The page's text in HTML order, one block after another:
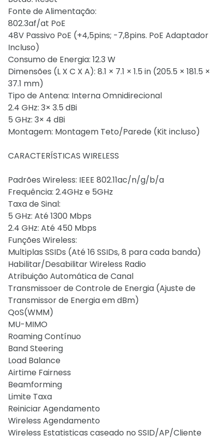
Fonte de Alimentação:
802.3af/at PoE
48V Passivo PoE (+4,5pins; -7,8pins. PoE Adaptador
Incluso)
Consumo de Energia: 12.3 W
Dimensões (L X C X A): 8.1 × 7.1 × 1.5 in (205.5 × 181.5 ×
37.1 mm)
Tipo de Antena: Interna Omnidirecional
2.4 GHz: 3× 3.5 dBi
5 GHz: 3× 4 dBi
Montagem: Montagem Teto/Parede (Kit incluso)
CARACTERÍSTICAS WIRELESS
Padrões Wireless: IEEE 802.11ac/n/g/b/a
Frequência: 2.4GHz e 5GHz
Taxa de Sinal:
5 GHz: Até 1300 Mbps
2.4 GHz: Até 450 Mbps
Funções Wireless:
Multiplas SSIDs (Até 16 SSIDs, 8 para cada banda)
Habilitar/Desabilitar Wireless Radio
Atribuição Automática de Canal
Transmissoer de Controle de Energia (Ajuste de
Transmissor de Energia em dBm)
QoS(WMM)
MU-MIMO
Roaming Contínuo
Band Steering
Load Balance
Airtime Fairness
Beamforming
Limite Taxa
Reiniciar Agendamento
Wireless Agendamento
Wireless Estatisticas caseado no SSID/AP/Cliente